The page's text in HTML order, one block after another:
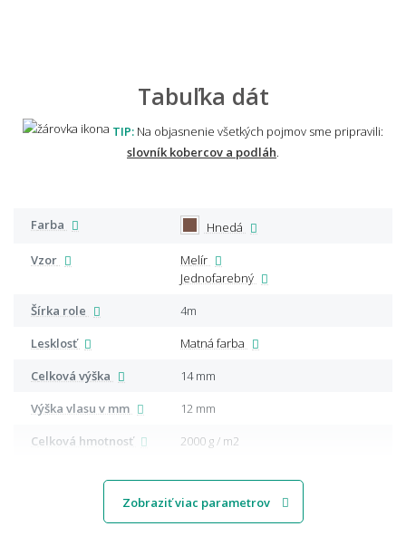
Tabuľka dát
TIP: Na objasnenie všetkých pojmov sme pripravili:
slovník kobercov a podláh
Farba
Hnedá
Vzor
Melír
Jednofarebný
Šírka role
4m
Lesklosť
Matná farba
Celková výška
14 mm
Výška vlasu v mm
12 mm
Celková hmotnosť
2000 g / m2
Zobraziť viac parametrov